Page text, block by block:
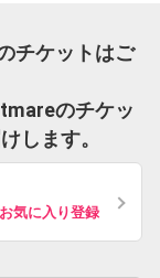
チケットはご
のチケッ
します。
お気に入り登録